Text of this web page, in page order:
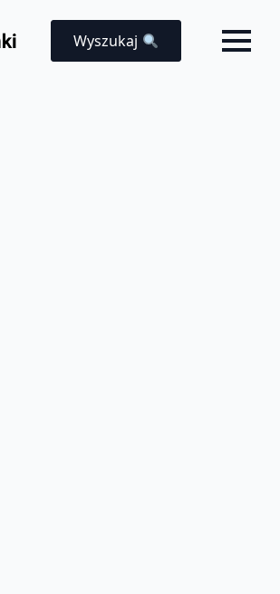
Wyszukaj